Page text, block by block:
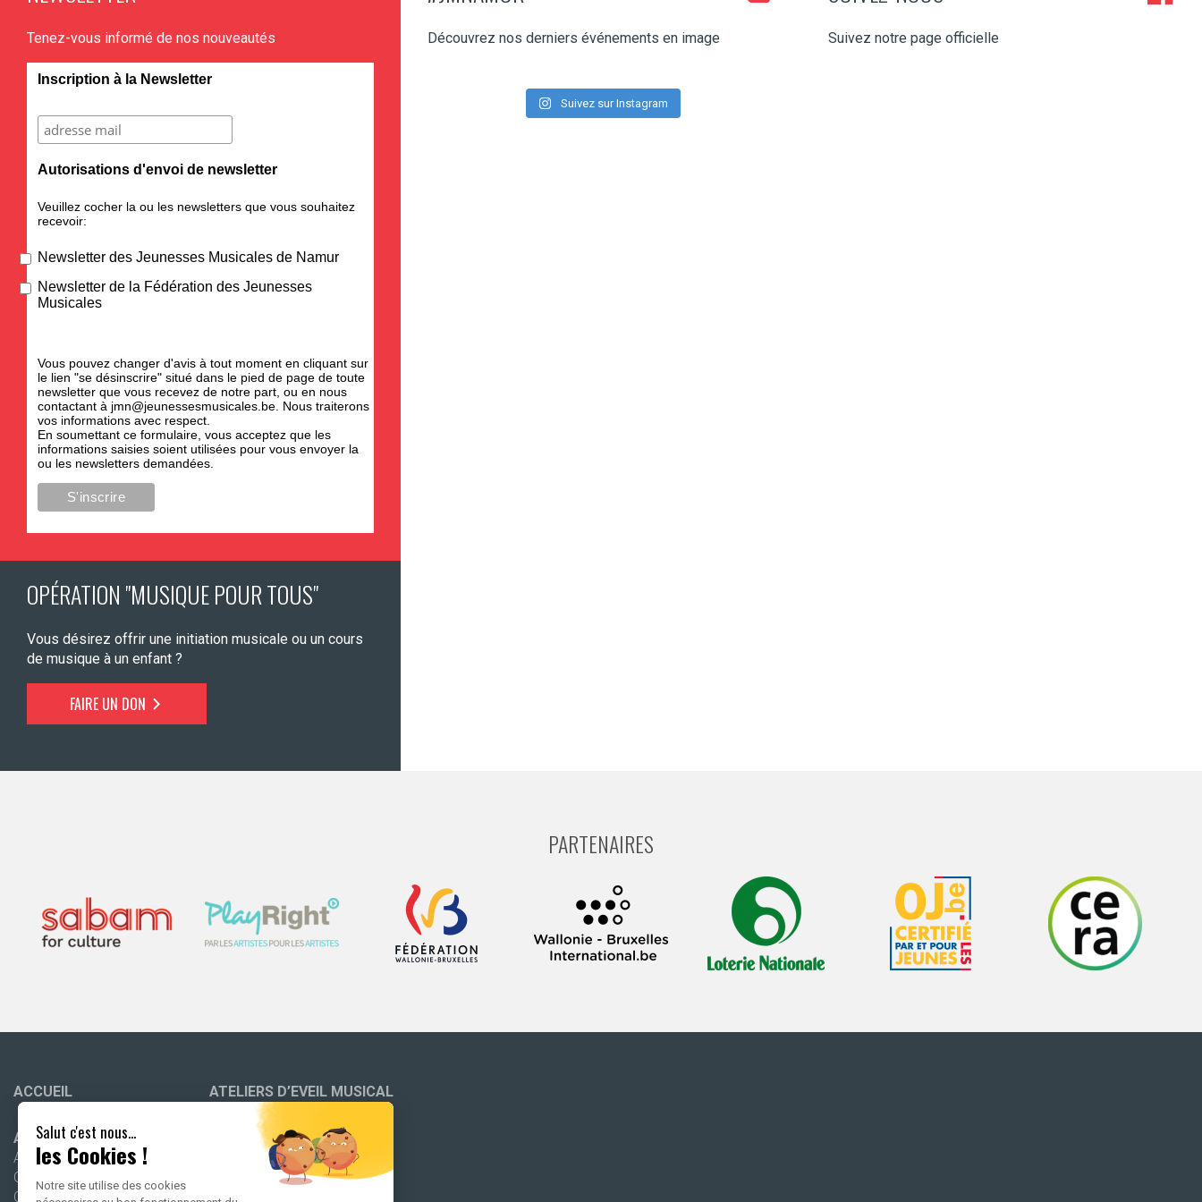
Salut c'est nous...
les Cookies !
Notre site utilise des cookies
Tenez-vous informé de nos nouveautés
Inscription à la Newsletter
Autorisations d'envoi de newsletter
Veuillez cocher la ou les newsletters que vous souhaitez
recevoir:
Newsletter des Jeunesses Musicales de Namur
Newsletter de la Fédération des Jeunesses
Musicales
Vous pouvez changer d'avis à tout moment en cliquant sur
le lien "se désinscrire" situé dans le pied de page de toute
newsletter que vous recevez de notre part, ou en nous
contactant à jmn@jeunessesmusicales.be. Nous traiterons
vos informations avec respect.
En soumettant ce formulaire, vous acceptez que les
informations saisies soient utilisées pour vous envoyer la
ou les newsletters demandées.
OPÉRATION "MUSIQUE POUR TOUS"
Vous désirez offrir une initiation musicale ou un cours
de musique à un enfant ?
FAIRE UN DON
Découvrez nos derniers événements en image
Suivez sur Instagram
Suivez notre page officielle
PARTENAIRES
ACCUEIL
ATELIERS À L’ÉCOLE
Ateliers à l’école
Concerts à l’école
Outils pédagogiques
ATELIERS D’EVEIL MUSICAL
ACTIVITÉS TOUS PUBLICS